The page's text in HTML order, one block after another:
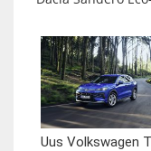
Uus Volkswagen